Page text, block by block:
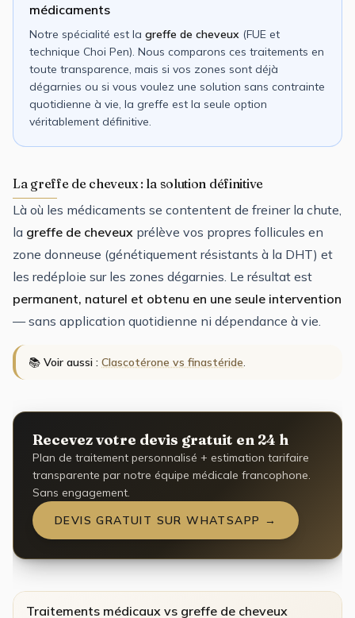
médicaments
Notre spécialité est la greffe de cheveux (FUE et
technique Choi Pen). Nous comparons ces traitements en
toute transparence, mais si vos zones sont déjà
dégarnies ou si vous voulez une solution sans contrainte
quotidienne à vie, la greffe est la seule option
véritablement définitive.
La greffe de cheveux : la solution définitive
Là où les médicaments se contentent de freiner la chute,
la greffe de cheveux prélève vos propres follicules en
zone donneuse (génétiquement résistants à la DHT) et
les redéploie sur les zones dégarnies. Le résultat est
permanent, naturel et obtenu en une seule intervention
— sans application quotidienne ni dépendance à vie.
📚 Voir aussi : Clascotérone vs finastéride.
Recevez votre devis gratuit en 24 h
Plan de traitement personnalisé + estimation tarifaire
transparente par notre équipe médicale francophone.
Sans engagement.
DEVIS GRATUIT SUR WHATSAPP →
Traitements médicaux vs greffe de cheveux